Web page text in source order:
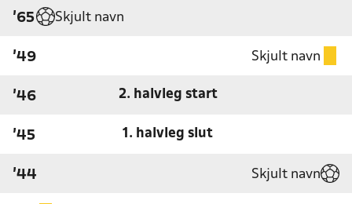
'65 Skjult navn
'49 Skjult navn
'46 2. halvleg start
'45 1. halvleg slut
'44 Skjult navn